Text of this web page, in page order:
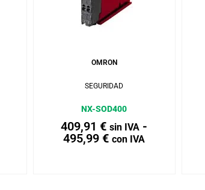
OMRON
SEGURIDAD
NX-SOD400
409,91€ sin IVA -
495,99€ con IVA